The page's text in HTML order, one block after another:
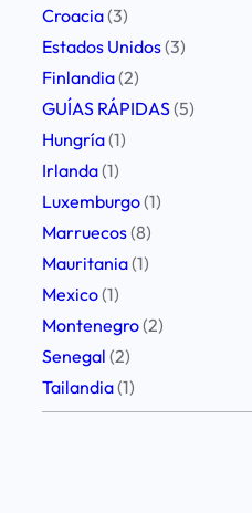
a
r
a
n
o
p
e
r
d
e
r
t
e
n
Croacia(3)
Estados Unidos(3)
Finlandia(2)
GUÍAS RÁPIDAS(5)
Hungría(1)
Irlanda(1)
Luxemburgo(1)
Marruecos(8)
Mauritania(1)
Mexico(1)
Montenegro(2)
Senegal (2)
Tailandia(1)